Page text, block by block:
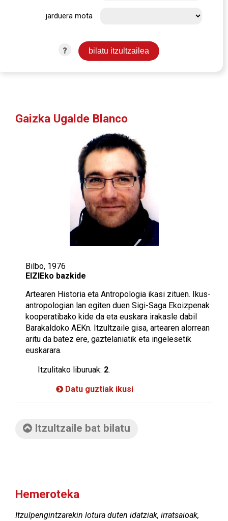
jarduera mota
?
Gaizka Ugalde Blanco
Bilbo, 1976
EIZIEko bazkide
Artearen Historia eta Antropologia ikasi zituen. Ikus-
antropologian lan egiten duen Sigi-Saga Ekoizpenak
kooperatibako kide da eta euskara irakasle dabil
Barakaldoko AEKn. Itzultzaile gisa, artearen alorrean
aritu da batez ere, gaztelaniatik eta ingelesetik
euskarara.
Itzulitako liburuak: 2.
Datu guztiak ikusi
Itzultzaile bat bilatu
Hemeroteka
Itzulpengintzarekin lotura duten idatziak, irratsaioak,